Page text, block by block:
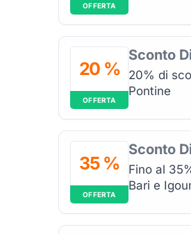
OFFERTA
20 %
OFFERTA
Sconto
20% di
Pontine
35 %
OFFERTA
Sconto
Fino al
Bari e